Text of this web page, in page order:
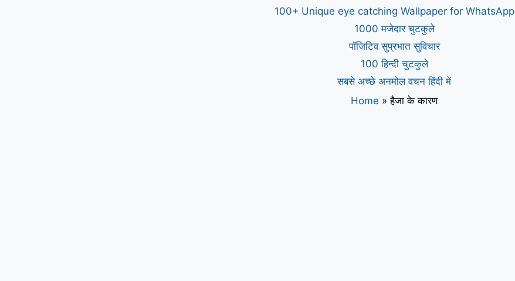
100+ Unique eye catching Wallpaper for WhatsApp
1000 मजेदार चुटकुले
पॉजिटिव सुप्रभात सुविचार
100 हिन्दी चुटकुले
सबसे अच्छे अनमोल वचन हिंदी में
Home »हैजा के कारण